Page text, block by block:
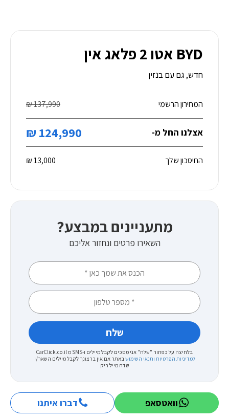
BYD אטו 2 פלאג אין
חדש, גם עם בנזין
המחירון הרשמי 137,990 ₪
אצלנו החל מ- 124,990 ₪
החיסכון שלך 13,000 ₪
מתעניינים במבצע?
השאירו פרטים ונחזור אליכם
בלחיצה על כפתור "שלח" אני מסכים לקבל מיילים ו-SMS מ CarClick.co.il
למדיניות הפרטיות ותנאי השימושבאתר אם אין ברצונך לקבל מיילים השאר/י
שדה מייל ריק
וואטסאפ דברו איתנו